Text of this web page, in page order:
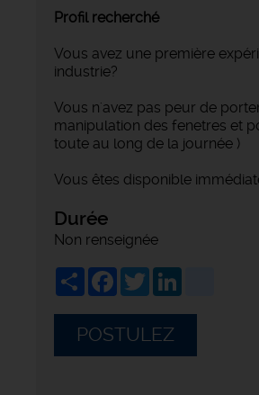
Profil recherché
Vous avez une première
industrie?
Vous n'avez pas peur de
manipulation des fenetres et
toute au long de la journée )
Vous êtes disponible
Durée
Non renseignée
ShareFacebook
Twitter
POSTULEZ